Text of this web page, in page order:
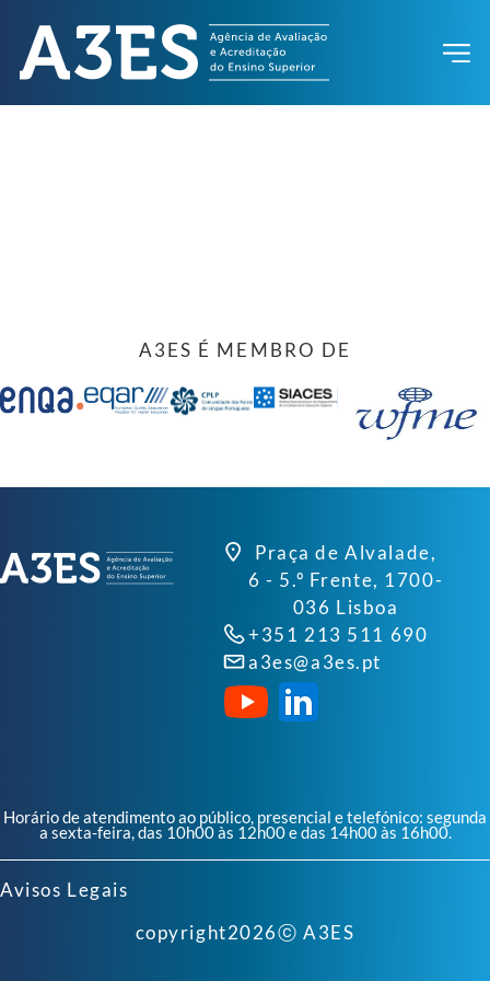
A3ES É MEMBRO DE
Praça de Alvalade,
6 - 5.º Frente, 1700-
036 Lisboa
+351 213 511 690
a3es@a3es.pt
Horário de atendimento ao público, presencial e telefónico: segunda
a sexta-feira, das 10h00 às 12h00 e das 14h00 às 16h00.
Avisos Legais
copyright2026ⓒ A3ES